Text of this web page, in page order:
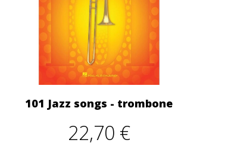
101 Jazz songs - trombone
22,70 €